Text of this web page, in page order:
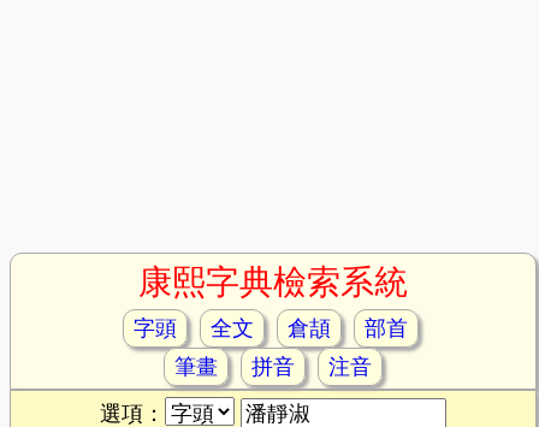
康熙字典檢索系統
字頭 全文 倉頡
部首
筆畫
拼音
注音
選項：